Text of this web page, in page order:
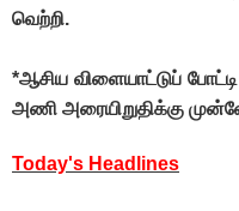
வெற்றி.
*ஆசிய விளையாட்டுப்
அணி அரையிறுதிக்கு
Today's Headlines